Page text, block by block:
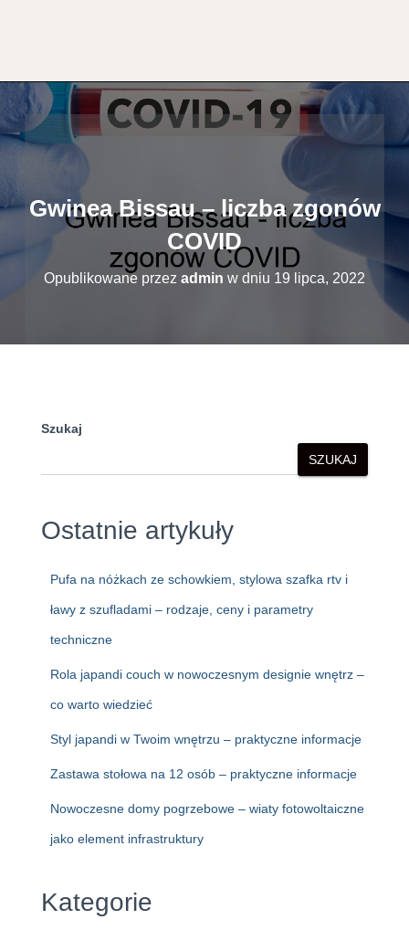
Gwinea Bissau – liczba zgonów
COVID
Opublikowane przez admin w dniu 19 lipca, 2022
Szukaj
SZUKAJ
Ostatnie artykuły
Pufa na nóżkach ze schowkiem, stylowa szafka rtv i
ławy z szufladami – rodzaje, ceny i parametry
techniczne
Rola japandi couch w nowoczesnym designie wnętrz –
co warto wiedzieć
Styl japandi w Twoim wnętrzu – praktyczne informacje
Zastawa stołowa na 12 osób – praktyczne informacje
Nowoczesne domy pogrzebowe – wiaty fotowoltaiczne
jako element infrastruktury
Kategorie